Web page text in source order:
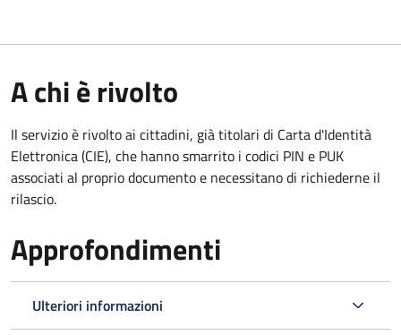
A chi è rivolto
Il servizio è rivolto ai cittadini, già titolari di Carta d'Identità
Elettronica (CIE), che hanno smarrito i codici PIN e PUK
associati al proprio documento e necessitano di richiederne il
rilascio.
Approfondimenti
Ulteriori informazioni